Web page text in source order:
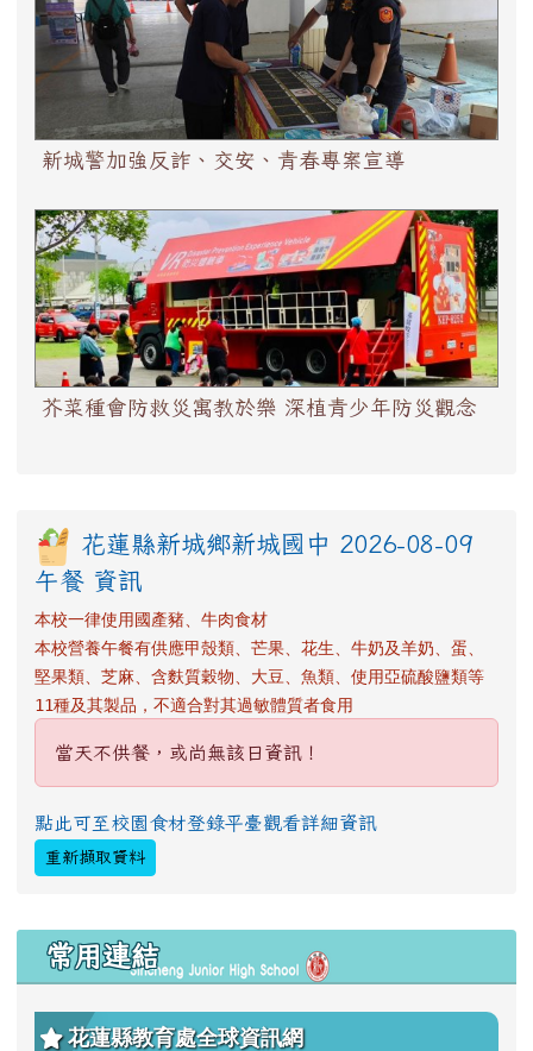
新城警加強反詐、交安、青春專案宣導
芥菜種會防救災寓教於樂 深植青少年防災觀念
芥菜種會防救災寓教於樂 深植青少年防災觀念
花蓮縣新城鄉新城國中 2026-08-09
午餐 資訊
本校一律使用國產豬、牛肉食材
本校營養午餐有供應甲殼類、芒果、花生、牛奶及羊奶、蛋、
堅果類、芝麻、含麩質穀物、大豆、魚類、使用亞硫酸鹽類等
11種及其製品，不適合對其過敏體質者食用
當天不供餐，或尚無該日資訊！
點此可至校園食材登錄平臺觀看詳細資訊
重新擷取資料
左邊區域內容
常用連結
花蓮縣教育處全球資訊網